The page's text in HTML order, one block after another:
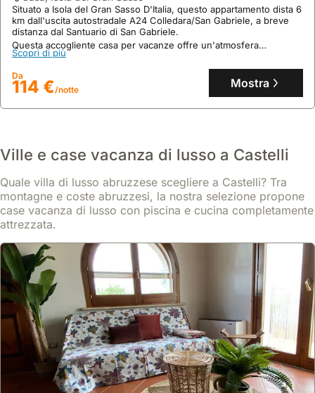
Casa Vacanze En&gi
casa,Castelli
Situato in un quartiere tranquillo di Castelli, questo appartamento
offre un rifugio sereno, a pochi passi dai rinomati laboratori di
ceramica artigianale.
Questa casa vacanza, perfetta per sei ospiti, dispone di due
camere da letto, un accogliente soggiorno con camino e un
giardino privato, garantendo un soggiorno rilassante.
Scopri di più
122 € Mostra
Situato a Isola del Gran Sasso D'Italia, questo appartamento dista 6
km dall'uscita autostradale A24 Colledara/San Gabriele, a breve
distanza dal Santuario di San Gabriele.
Questa accogliente casa per vacanze offre un'atmosfera
rilassante, una piscina, una jacuzzi e un centro fitness, perfetta
Scopri di più
Da
114 €/notte Mostra
Ville e case vacanza di lusso a Castelli
Quale villa di lusso abruzzese scegliere a Castelli? Tra
montagne e coste abruzzesi, la nostra selezione propone
case vacanza di lusso con piscina e cucina completamente
attrezzata.